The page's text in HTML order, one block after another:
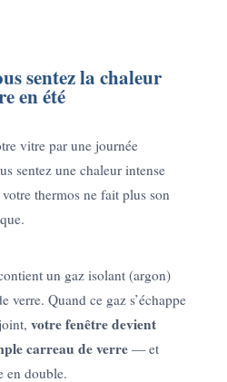
sentez la chaleur
en été
vitre par une journée
sentez une chaleur intense
thermos ne fait plus son
un gaz isolant (argon)
verre. Quand ce gaz s’échappe
votre fenêtre devient
carreau de verre— et
en double.